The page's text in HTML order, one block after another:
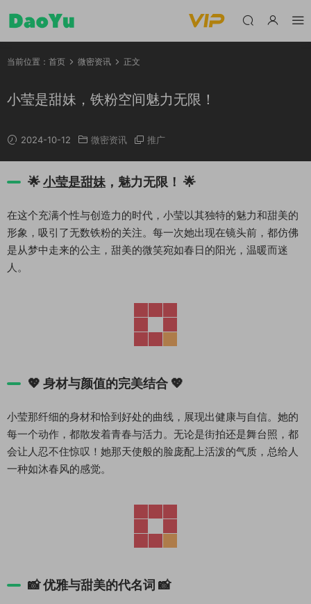
当前位置： 首页 微密资讯 正文
小莹是甜妹，铁粉空间魅力无限！
2024-10-12 微密资讯 推广
🌟小莹是甜妹 ，魅力无限！ 🌟
在这个充满个性与创造力的时代，小莹以其独特的魅力和甜美的
形象，吸引了无数铁粉的关注。每一次她出现在镜头前，都仿佛
是从梦中走来的公主，甜美的微笑宛如春日的阳光，温暖而迷
人。
💖 身材与颜值的完美结合 💖
小莹那纤细的身材和恰到好处的曲线，展现出健康与自信。她的
每一个动作，都散发着青春与活力。无论是街拍还是舞台照，都
会让人忍不住惊叹！她那天使般的脸庞配上活泼的气质，总给人
一种如沐春风的感觉。
📸优雅与甜美的代名词 📸